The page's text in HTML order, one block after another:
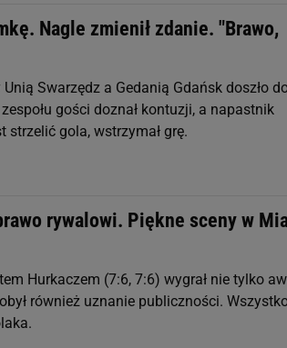
Nagle zmienił zdanie. "Brawo,
Swarzędz a Gedanią Gdańsk doszło
gości doznał kontuzji, a napastnik
strzelić gola, wstrzymał grę.
rywalowi. Piękne sceny w
Hurkaczem (7:6, 7:6) wygrał nie tylko
również uznanie publiczności.